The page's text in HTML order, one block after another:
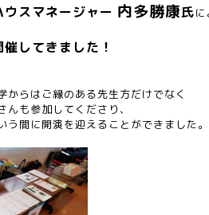
ウスマネージャー 内多勝康氏
催してきました！
からはご縁のある先生方だけでなく
んも参加してくださり、
う間に開演を迎えることができました。